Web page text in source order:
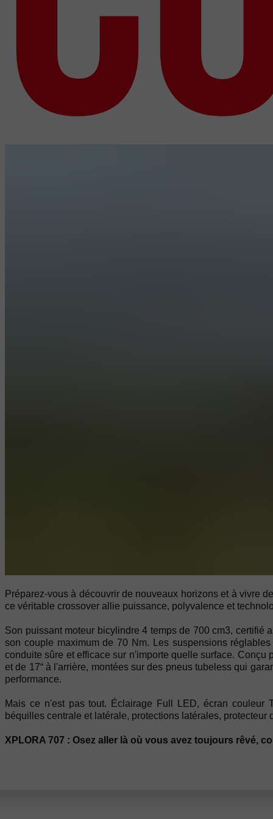
Préparez-vous à découvrir de nouveaux horizons et à vivre
ce véritable crossover allie puissance, polyvalence et
Son puissant moteur bicylindre 4 temps de 700 cm3, certifié
son couple maximum de 70 Nm. Les suspensions
conduite sûre et efficace sur n'importe quelle surface.
et de 17“ à l'arrière, montées sur des pneus tubeless qui
performance.
Mais ce n'est pas tout. Éclairage Full LED, écran couleur
béquilles centrale et latérale, protections latérales,
XPLORA 707 : Osez aller là où vous avez toujours rêvé,